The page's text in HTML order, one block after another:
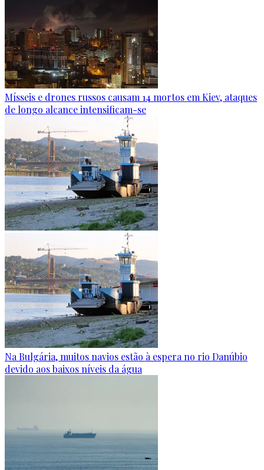
Mísseis e drones russos causam 14 mortos em Kiev, ataques
de longo alcance intensificam-se
Na Bulgária, muitos navios estão à espera no rio Danúbio
devido aos baixos níveis da água